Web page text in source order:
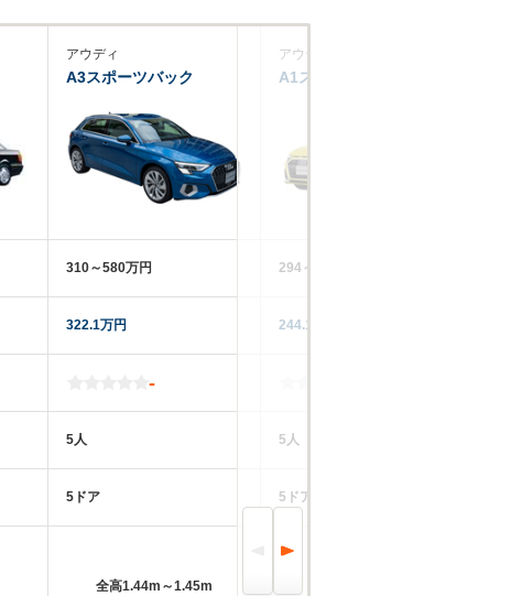
アウディ
A3スポーツバック
310～580万円
322.1万円
-
5人
5ドア
全高1.44m～1.45m
アウディ
A1スポーツバック
294～483万円
244.1万円
5人
5ドア